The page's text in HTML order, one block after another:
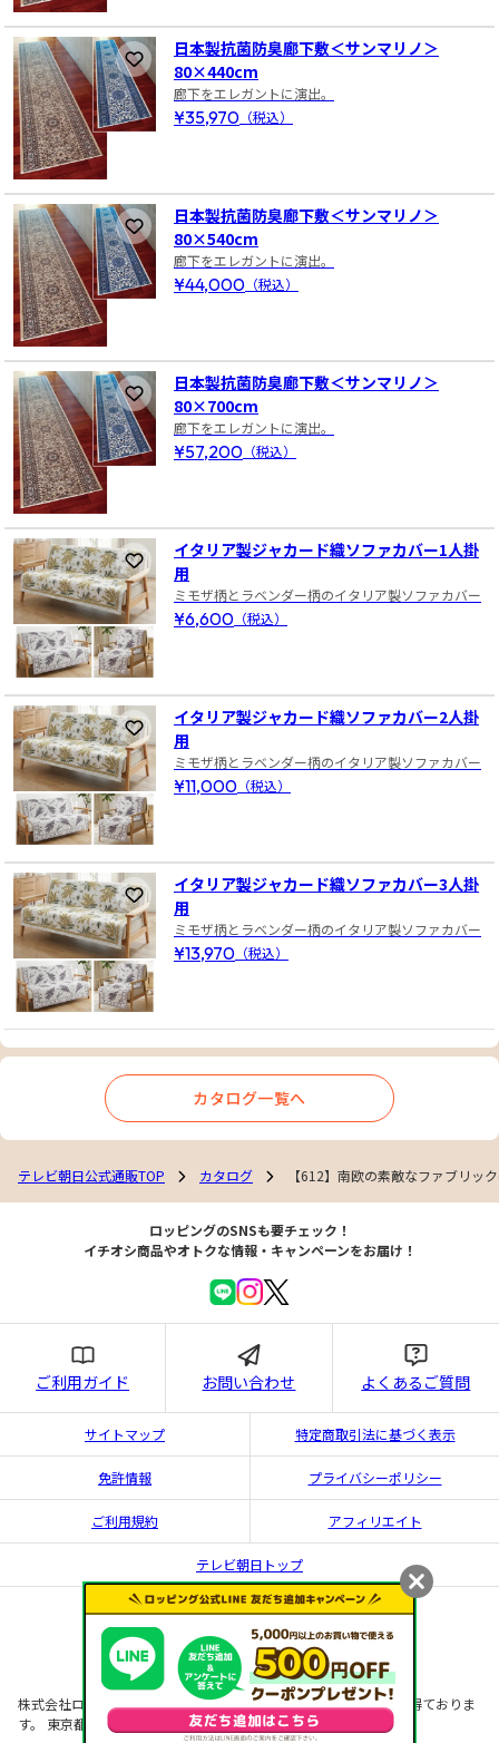
お気に入りに登録
日本製抗菌防臭廊下敷＜サンマリノ＞
80×440cm
廊下をエレガントに演出。
¥35,970 （税込）
お気に入りに登録
日本製抗菌防臭廊下敷＜サンマリノ＞
80×540cm
廊下をエレガントに演出。
¥44,000 （税込）
お気に入りに登録
日本製抗菌防臭廊下敷＜サンマリノ＞
80×700cm
廊下をエレガントに演出。
¥57,200 （税込）
お気に入りに登録
イタリア製ジャカード織ソファカバー1人掛
用
ミモザ柄とラベンダー柄のイタリア製ソファカバー
¥6,600 （税込）
お気に入りに登録
イタリア製ジャカード織ソファカバー2人掛
用
ミモザ柄とラベンダー柄のイタリア製ソファカバー
¥11,000 （税込）
お気に入りに登録
イタリア製ジャカード織ソファカバー3人掛
用
ミモザ柄とラベンダー柄のイタリア製ソファカバー
¥13,970 （税込）
カタログ一覧へ
テレビ朝日公式通販TOP カタログ 【612】南欧の素敵なファブリッ
ロッピングのSNSも要チェック！
イチオシ商品やオトクな情報・キャンペーンをお届け！
ご利用ガイド お問い合わせ よくあるご質問
サイトマップ 特定商取引法に基づく表示
免許情報 プライバシーポリシー
ご利用規約 アフィリエイト
テレビ朝日トップ
株式会社ロッピングライフは 古物営業法に基づく古物商の許可を得ておりま
す。 東京都公安委員会許可 第302222507991号